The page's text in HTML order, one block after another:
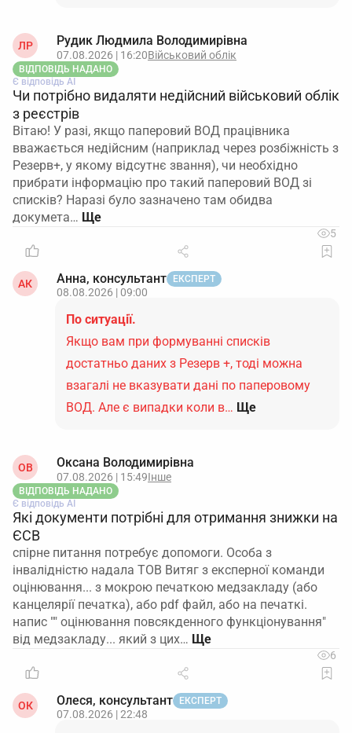
ЛР Рудик Людмила Володимирівна
07.08.2026 | 16:20Військовий облік
ВІДПОВІДЬ НАДАНО
Є відповідь АІ
Чи потрібно видаляти недійсний військовий облік
з реєстрів
Вітаю! У разі, якщо паперовий ВОД працівника
вважається недійсним (наприклад через розбіжність з
Резерв+, у якому відсутнє звання), чи необхідно
прибрати інформацію про такий паперовий ВОД зі
списків? Наразі було зазначено там обидва
докумета…
5
АК Анна, консультант ЕКСПЕРТ
08.08.2026 | 09:00
По ситуації.
Якщо вам при формуванні списків
достатньо даних з Резерв +, тоді можна
взагалі не вказувати дані по паперовому
ВОД. Але є випадки коли в… Ще
ОВ Оксана Володимирівна
07.08.2026 | 15:49Інше
ВІДПОВІДЬ НАДАНО
Є відповідь АІ
Які документи потрібні для отримання знижки на
ЄСВ
спірне питання потребує допомоги. Особа з
інвалідністю надала ТОВ Витяг з експерної команди
оцінювання... з мокрою печаткою медзакладу (або
канцелярії печатка), або pdf файл, або на печаткі.
напис "" оцінювання повсякденного функціонування"
від медзакладу... який з цих…
6
ОК Олеся, консультант ЕКСПЕРТ
07.08.2026 | 22:48